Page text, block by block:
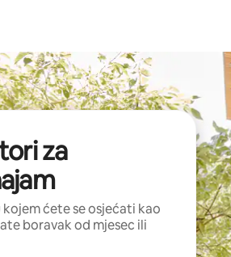
za
ćete se osjećati kao
boravak od mjesec ili